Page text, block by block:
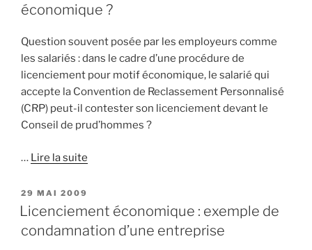
économique ?
Question souvent posée par les employeurs comme
les salariés : dans le cadre d’une procédure de
licenciement pour motif économique, le salarié qui
accepte la Convention de Reclassement Personnalisé
(CRP) peut-il contester son licenciement devant le
Conseil de prud’hommes ?
… Lire la suite
PUBLIÉ
LE
29 MAI 2009
Licenciement économique : exemple de
condamnation d’une entreprise